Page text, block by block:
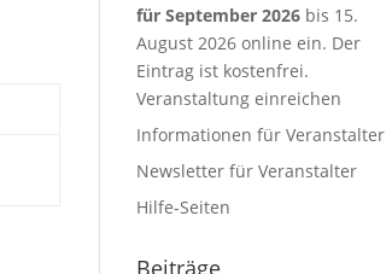
für September 2026 bis 15.
August 2026 online ein. Der
Eintrag ist kostenfrei.
Veranstaltung einreichen
Informationen für Veranstalter
Newsletter für Veranstalter
Hilfe-Seiten
Beiträge